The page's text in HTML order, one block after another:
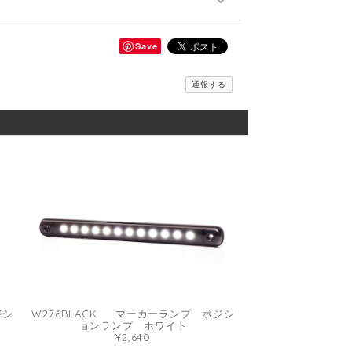
Save
通報する
W276BLACK マーカーランプ ポジシ
ョンランプ ホワイト
¥2,640